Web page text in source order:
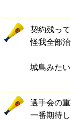
契約残っ
怪我全部
城島みた
選手会の
一番期待